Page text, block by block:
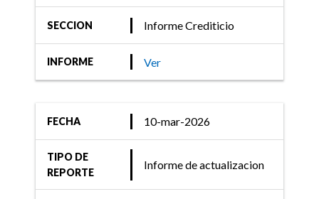
SECCION Informe Crediticio
INFORME Ver
FECHA 10-mar-2026
TIPO DE
REPORTE
Informe de actualizacion